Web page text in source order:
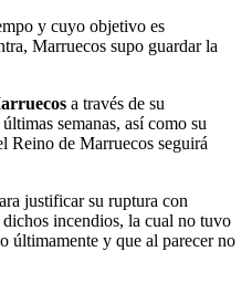
y cuyo objetivo es
Marruecos supo guardar la
a través de su
semanas, así como su
Reino de Marruecos seguirá
justificar su ruptura con
incendios, la cual no tuvo
últimamente y que al parecer no